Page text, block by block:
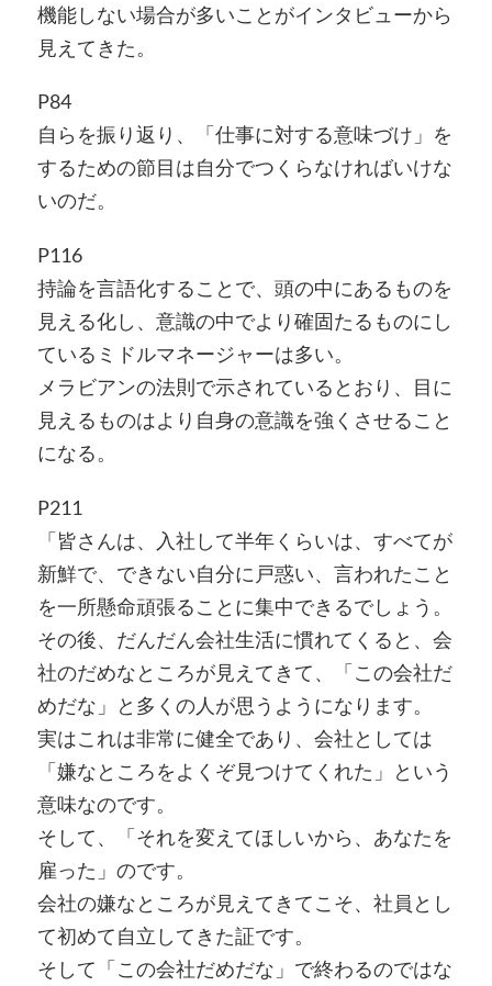
機能しない場合が多いことがインタビューから
見えてきた。
P84
自らを振り返り、「仕事に対する意味づけ」を
するための節目は自分でつくらなければいけな
いのだ。
P116
持論を言語化することで、頭の中にあるものを
見える化し、意識の中でより確固たるものにし
ているミドルマネージャーは多い。
メラビアンの法則で示されているとおり、目に
見えるものはより自身の意識を強くさせること
になる。
P211
「皆さんは、入社して半年くらいは、すべてが
新鮮で、できない自分に戸惑い、言われたこと
を一所懸命頑張ることに集中できるでしょう。
その後、だんだん会社生活に慣れてくると、会
社のだめなところが見えてきて、「この会社だ
めだな」と多くの人が思うようになります。
実はこれは非常に健全であり、会社としては
「嫌なところをよくぞ見つけてくれた」という
意味なのです。
そして、「それを変えてほしいから、あなたを
雇った」のです。
会社の嫌なところが見えてきてこそ、社員とし
て初めて自立してきた証です。
そして「この会社だめだな」で終わるのではな